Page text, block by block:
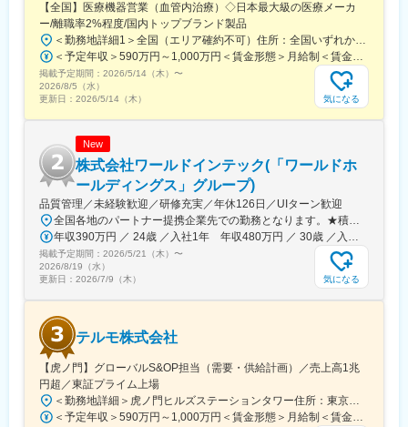
るLonza社と、日本の細胞受託生産に関する戦略的業務提携契約
を締結しています。
ニコンが有する光学／画像解析技術と精密機器製造の実績と、
Lonza社の細胞生産技術のノウハウを活かした事業を展開してい
ます。Lonza社がもつネットワークも活かせるため、双方の技術
移管、全世界への製品供給が可能な体制になっています。
【全国】医療機器営業（血管内治療）◇日本最大級の医療メーカ
ー/離職率2%程度/国内トップブランド製品
＜勤務地詳細1＞全国（エリア確約不可）住所：全国いずれかの配属となります。 受動喫煙対策：敷地内喫煙可能場所あり＜勤務地詳細2＞虎ノ門ヒルズステーションタワー住所：東京都港区虎ノ門２丁目６－１ 虎ノ門ヒルズ ステーションタワー 受動喫煙対策：敷地内喫煙可能場所あり変更の範囲：会社の定める事業所（リモートワーク含む）
＜予定年収＞590万円～1,000万円＜賃金形態＞月給制＜賃金内訳＞月額（基本給）：279,000円～534,000円＜月給＞279,000円～534,000円＜昇給有無＞有＜残業手当＞有＜給与補足＞※経験、能力等を考慮し同社規定により決定■営業日当あり■賞与あり（年2回）■昇給・昇格あり（年1回）■職位：一般職～主任クラス賃金はあくまでも目安の金額であり、選考を通じて上下する可能性があります。月給(月額)は固定手当を含めた表記です。
掲載予定期間： 2026/5/14（木） 〜
2026/8/5（水）
更新日： 2026/5/14（木） 気になる
New
株式会社ワールドインテック(「ワールドホ
ールディングス」グループ)
品質管理／未経験歓迎／研修充実／年休126日／UIターン歓迎
全国各地のパートナー提携企業先での勤務となります。★積極採用中エリア東京・神奈川・千葉・埼玉・大阪・京都・滋賀・兵庫・愛知・三重・福岡※北海道・沖縄県を除く45都府県に多彩なプロジェクトを用意。※勤務地は希望を最大限考慮して決定します。※U・Iターン歓迎！住宅補助あり（月6万7000円まで会社補助）＼NEW！エリア制度導入／全国でスキルを伸ばしたい方も、好きな場所で研究をしたい方も、ご希望をお聞かせください！詳細は選考時にご案内いたします。【配属先企業の一例】中外製薬株式会社中外製薬工業株式会社株式会社明治堺化学工業株式会社日本化薬株式会社日東電工株式会社 豊橋事業所ニプロファーマ株式会社 大舘工場株式会社カネカ株式会社DNPファインケミカル宇都宮株式会社中外医科学研究所東邦チタニウム株式会社高田製薬株式会社株式会社理研ジェネシス株式会社マテリアルゲート三井化学EMS株式会社株式会社エネコート 他
年収390万円 ／ 24歳 ／入社1年 年収480万円 ／ 30歳 ／入社6年
掲載予定期間： 2026/5/21（木） 〜
2026/8/19（水）
更新日： 2026/7/9（木） 気になる
テルモ株式会社
【虎ノ門】グローバルS&OP担当（需要・供給計画）／売上高1兆
円超／東証プライム上場
＜勤務地詳細＞虎ノ門ヒルズステーションタワー住所：東京都港区虎ノ門２丁目６－１ 虎ノ門ヒルズ ステーションタワー 受動喫煙対策：敷地内喫煙可能場所あり変更の範囲：会社の定める事業所
＜予定年収＞590万円～1,000万円＜賃金形態＞月給制＜賃金内訳＞月額（基本給）：279,000円～534,000円＜月給＞279,000円～534,000円＜昇給有無＞有＜残業手当＞有＜給与補足＞※上記年収はあくまでも目安の金額であり、選考を通じて経験、能力等を考慮し同社規定により決定します。■賞与あり（年2回）■昇給・昇格あり（年1回）■職位：一般職～主任職賃金はあくまでも目安の金額であり、選考を通じて上下する可能性があります。月給(月額)は固定手当を含めた表記です。